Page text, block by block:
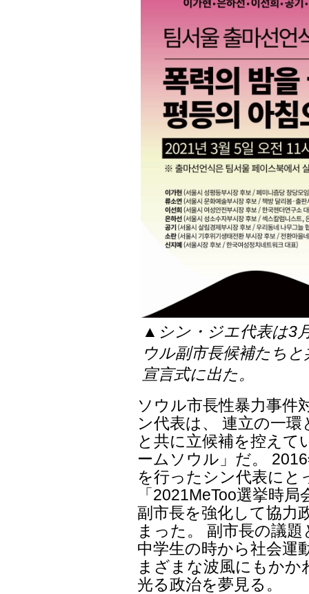
▲シン・ジエ代表は3
ウル副市長候補たち
宣言式に出た。
ソウル市長性暴力事件
ン代表は、 連立の一
と共に立候補を控えて
ームソウル」だ。
を行ったシン代表にと
「2021MeToo選挙時
副市長を強化して協力
まった。 副市長の議
中学生の時から社会運
まざまな波風にもか
光る政治を夢見る。